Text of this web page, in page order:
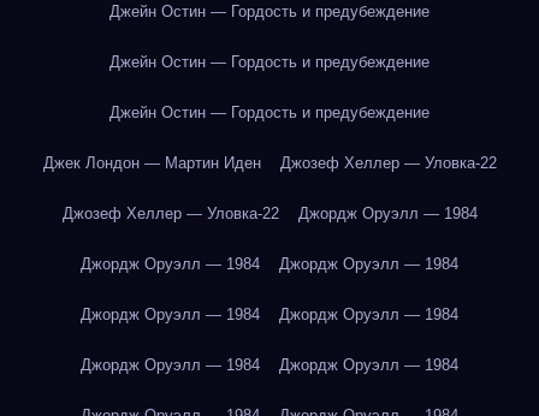
Джейн Остин — Гордость и предубеждение
Джейн Остин — Гордость и предубеждение
Джейн Остин — Гордость и предубеждение
Джек Лондон — Мартин Иден Джозеф Хеллер — Уловка-22
Джозеф Хеллер — Уловка-22 Джордж Оруэлл — 1984
Джордж Оруэлл — 1984 Джордж Оруэлл — 1984
Джордж Оруэлл — 1984 Джордж Оруэлл — 1984
Джордж Оруэлл — 1984 Джордж Оруэлл — 1984